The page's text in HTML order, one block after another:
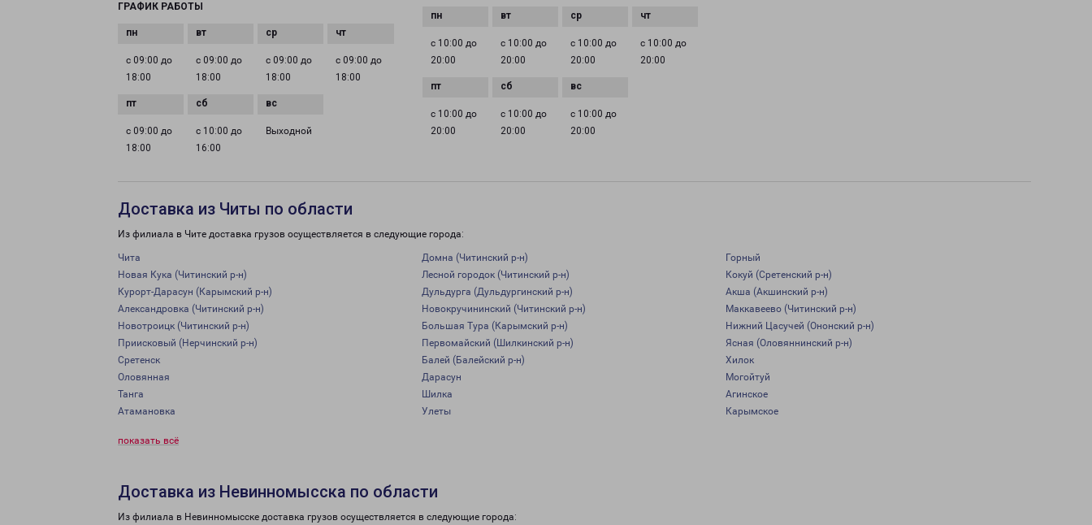
ГРАФИК РАБОТЫ
с 09:00 до
18:00
с 09:00 до
18:00
с 09:00 до
18:00
с 09:00 до
18:00
с 09:00 до
18:00
с 10:00 до
16:00
Выходной
с 10:00 до
20:00
с 10:00 до
20:00
с 10:00 до
20:00
с 10:00 до
20:00
с 10:00 до
20:00
с 10:00 до
20:00
с 10:00 до
20:00
Доставка из Читы по области
Из филиала в Чите доставка грузов осуществляется в следующие города:
Чита Домна (Читинский р-н)
Горный
Новая Кука (Читинский р-н)
Лесной городок (Читинский р-н)
Кокуй (Сретенский р-н)
Курорт-Дарасун (Карымский р-н)
Дульдурга (Дульдургинский р-н)
Акша (Акшинский р-н)
Александровка (Читинский р-н)
Новокручининский (Читинский р-н)
Маккавеево (Читинский р-н)
Новотроицк (Читинский р-н)
Большая Тура (Карымский р-н)
Нижний Цасучей (Ононский р-н)
Приисковый (Нерчинский р-н)
Первомайский (Шилкинский р-н)
Ясная (Оловяннинский р-н)
Сретенск
Балей (Балейский р-н)
Хилок
Оловянная
Дарасун
Могойтуй
Танга
Шилка
Агинское
Атамановка
Улеты Карымское
показать всё
Доставка из Невинномысска по области
Из филиала в Невинномысске доставка грузов осуществляется в следующие города: